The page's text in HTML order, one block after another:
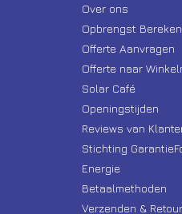
Over ons
Opbrengst
Offerte Aanvragen
Offerte naar
Solar Café
Openingstijden
Reviews van
Stichting
Energie
Betaalmethoden
Verzenden &